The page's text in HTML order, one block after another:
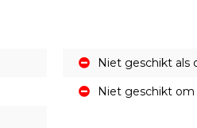
Niet geschikt als
Niet geschikt om